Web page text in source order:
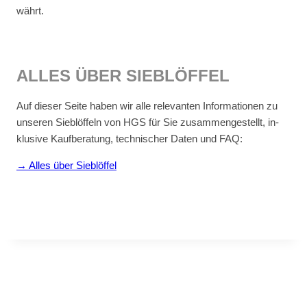
währt.
AL­LES ÜBER SIEB­LÖF­FEL
Auf die­ser Sei­te ha­ben wir alle re­le­van­ten In­for­ma­tio­nen zu
un­se­ren Sieb­löf­feln von HGS für Sie zu­sam­men­ge­stellt, in­
klu­si­ve Kauf­be­ra­tung, tech­ni­scher Da­ten und FAQ:
→ Al­les über Sieb­löf­fel